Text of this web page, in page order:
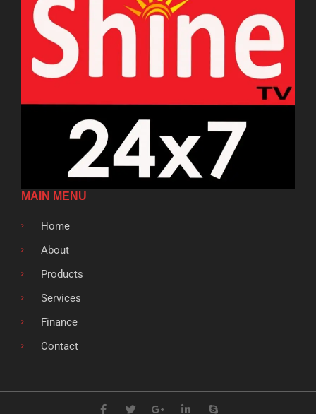
MAIN MENU
Home
About
Products
Services
Finance
Contact
F
a
T
w
G
o
L
i
S
k